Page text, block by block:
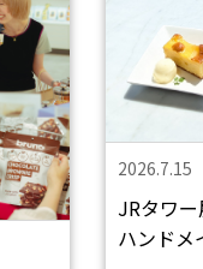
2026.7.15
JRタワー展望
ハンドメ